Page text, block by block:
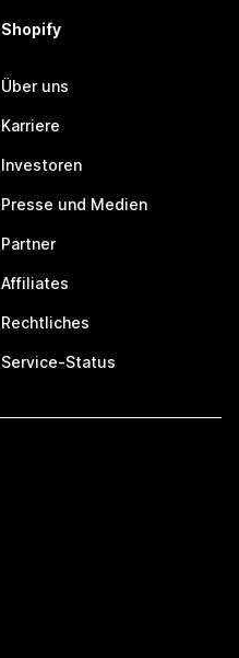
Shopify
Über uns
Karriere
Investoren
Presse und Medien
Partner
Affiliates
Rechtliches
Service-Status